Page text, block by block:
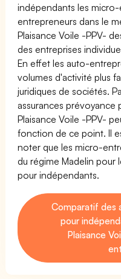
indépendants les
entrepreneurs dans le
Plaisance Voile -PPV-
des entreprises
En effet les auto-
volumes d'activité plus
juridiques de sociétés.
assurances prévoyance
Plaisance Voile -PPV-
fonction de ce point. Il
noter que les micro-
du régime Madelin pour
pour indépendants.
Comparatif des
pour
Plaisance